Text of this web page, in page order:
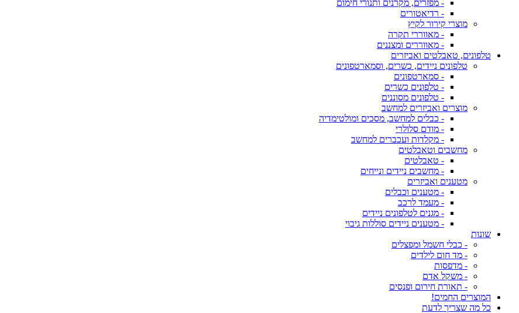
- מפזרים, מקרנים ותנורי חימום
- רדיאטורים
מוצרי קירור לקיץ
- מאווררי תקרה
- מאווררים ומצננים
טלפונים, טאבלטים ואביזרים
טלפונים ניידים, כשרים, וסמארטפונים
- סמארטפונים
- טלפונים כשרים
- טלפונים מסוננים
מוצרים ואביזרים למחשב
- כבלים למחשב, מסכים ומולטימדיה
- מודם סלולרי
- מקלדות ועכברים למחשב
מחשבים וטאבלטים
- טאבלטים
- מחשבים ניידים ונייחים
מטענים ואביזרים
- מטענים וכבלים
- מעמד לרכב
- מגנים לטלפונים ניידים
- מטענים ניידים סוללות גיבוי
שונות
- כבלי חשמל ומפצלים
- מד חום לילדים
- מדפסות
- משקל אדם
- תאורת חירום ופנסים
המוצרים החמים!
כל מה שצריך לדעת